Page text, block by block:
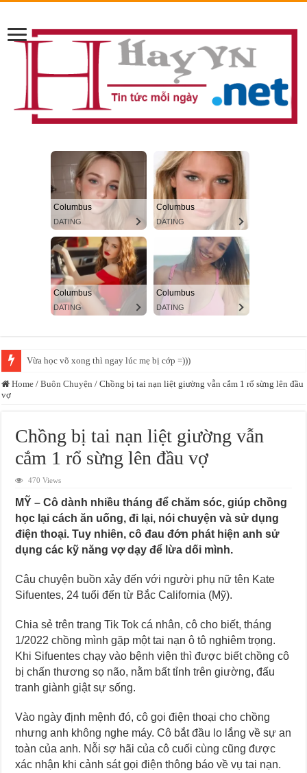
Vừa học võ xong thì ngay lúc mẹ bị cớp =)))
Home / Buôn Chuyện / Chồng bị tai nạn liệt giường vẫn cắm 1 rổ sừng lên đầu
vợ
Chồng bị tai nạn liệt giường vẫn
cắm 1 rổ sừng lên đầu vợ
470 Views
MỸ – Cô dành nhiều tháng để chăm sóc, giúp chồng
học lại cách ăn uống, đi lại, nói chuyện và sử dụng
điện thoại. Tuy nhiên, cô đau đớn phát hiện anh sử
dụng các kỹ năng vợ dạy để lừa dối mình.
Câu chuyện buồn xảy đến với người phụ nữ tên Kate
Sifuentes, 24 tuổi đến từ Bắc California (Mỹ).
Chia sẻ trên trang Tik Tok cá nhân, cô cho biết, tháng
1/2022 chồng mình gặp một tai nạn ô tô nghiêm trọng.
Khi Sifuentes chạy vào bệnh viện thì được biết chồng cô
bị chấn thương sọ não, nằm bất tỉnh trên giường, đấu
tranh giành giật sự sống.
Vào ngày định mệnh đó, cô gọi điện thoại cho chồng
nhưng anh không nghe máy. Cô bắt đầu lo lắng về sự an
toàn của anh. Nỗi sợ hãi của cô cuối cùng cũng được
xác nhận khi cảnh sát gọi điện thông báo về vụ tai nạn.